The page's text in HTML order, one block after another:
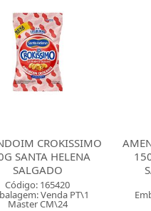
CROKISSIMO
SANTA HELENA
SALGADO
Código: 165420
Venda PT\1
Master CM\24